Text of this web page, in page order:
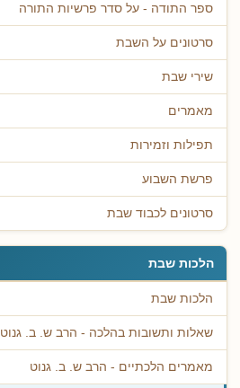
ספר התודה - על סדר פרשיות התורה
סרטונים על השבת
שירי שבת
מאמרים
תפילות וזמירות
פרשת השבוע
סרטונים לכבוד שבת
הלכות שבת
הלכות שבת
שאלות ותשובות בהלכה - הרב ש. ב. גנוט
מאמרים הלכתיים - הרב ש. ב. גנוט